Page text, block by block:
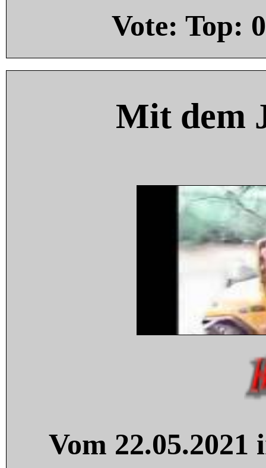
Vote: Top: 0
Mit dem
Vom